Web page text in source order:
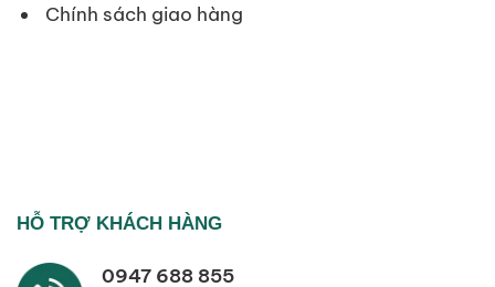
Chính sách giao hàng
HỖ TRỢ KHÁCH HÀNG
0947 688 855